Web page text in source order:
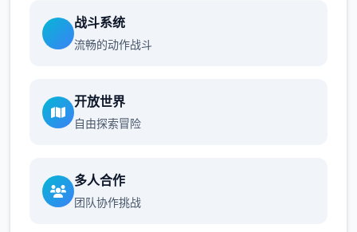
战斗系统
流畅的动作战斗
开放世界
自由探索冒险
多人合作
团队协作挑战